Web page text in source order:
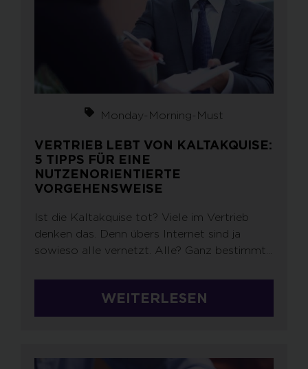
Monday-Morning-Must
VERTRIEB LEBT VON KALTAKQUISE:
5 TIPPS FÜR EINE
NUTZENORIENTIERTE
VORGEHENSWEISE
Ist die Kaltakquise tot? Viele im Vertrieb
denken das. Denn übers Internet sind ja
sowieso alle vernetzt. Alle? Ganz bestimmt...
WEITERLESEN